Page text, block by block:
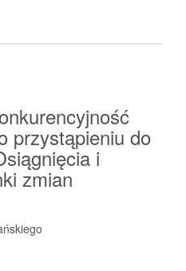
przystąpieniu do
i
zmian